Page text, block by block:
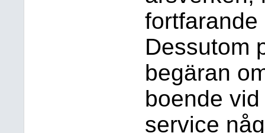
Dessutom
begäran
boende
service